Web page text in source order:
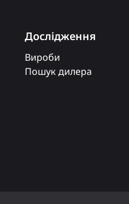
Дослідження
Вироби
Пошук дилера